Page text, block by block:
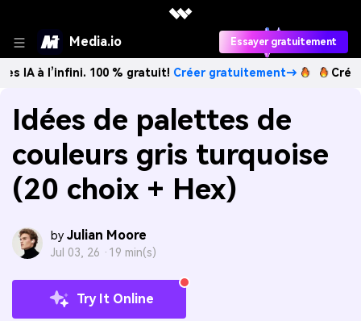
Media.io Essayer gratuitement
100 % gratuit! Créer gratuitement→ Créez des
Idées de palettes de
couleurs gris turquoise
(20 choix + Hex)
by Julian Moore
Jul 03, 26 · 19 min(s)
Try It Online